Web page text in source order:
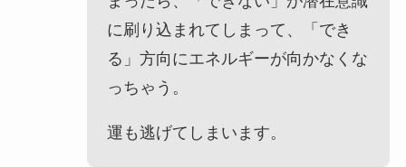
に刷り込まれてしまって、「でき
る」方向にエネルギーが向かなくな
っちゃう。
運も逃げてしまいます。